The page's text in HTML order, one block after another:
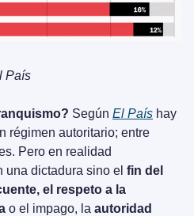
País
Según El País hay
régimen autoritario; entre
Pero en realidad
una dictadura sino el fin del
el respeto a la
o el impago, la autoridad